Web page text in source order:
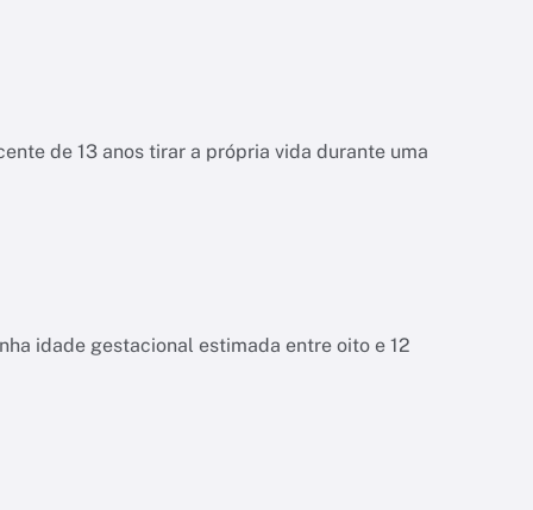
de 13 anos tirar a própria vida durante uma
idade gestacional estimada entre oito e 12